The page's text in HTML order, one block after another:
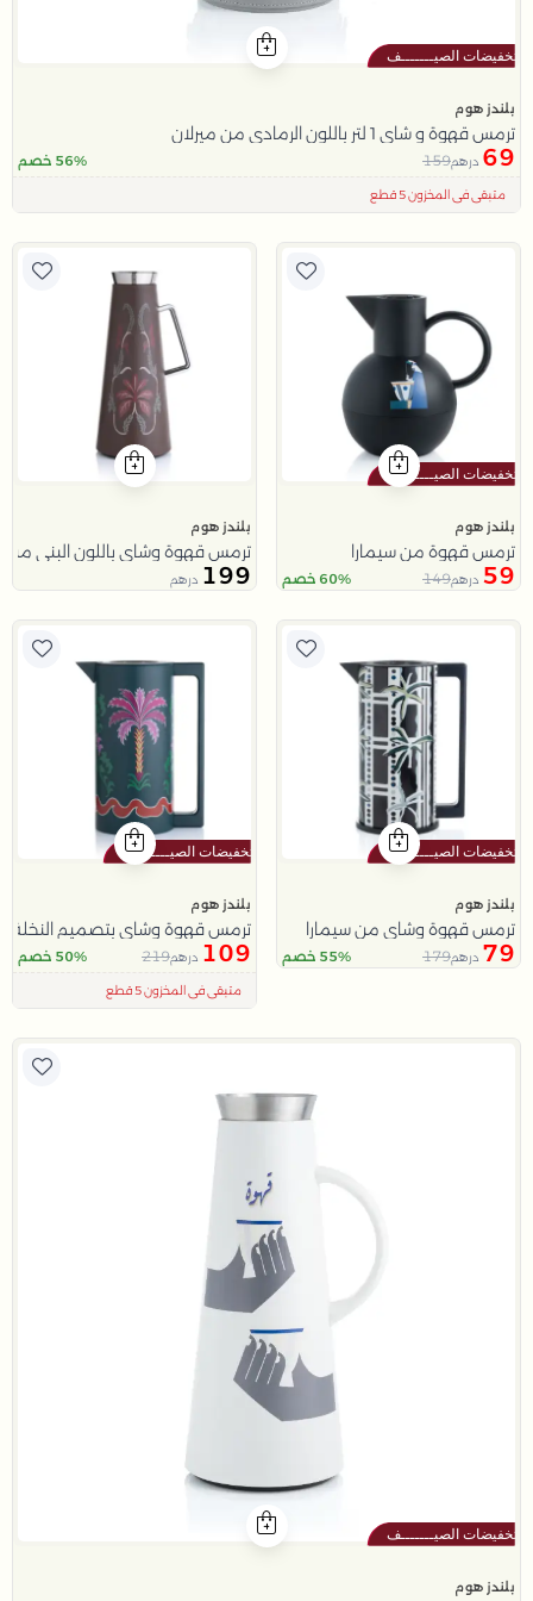
بلندز هوم
ترمس قهوة و شاي 1 لتر باللون الرمادي من ميرلان
69 درهم159 56% خصم
اقل سعر في 30 يوم
متبقي في المخزون 5 قطع
بلندز هوم
ترمس قهوة من سيمارا
59 درهم149 60% خصم
بلندز هوم
ترمس قهوة وشاي باللون البني من
199 درهم
بلندز هوم
ترمس قهوة وشاي من سيمارا
79 درهم179 55% خصم
بلندز هوم
ترمس قهوة وشاي بتصميم النخلة 1 لتر من عسيب
109 درهم219 50% خصم
اقل سعر في 30 يوم
متبقي في المخزون 5 قطع
بلندز هوم